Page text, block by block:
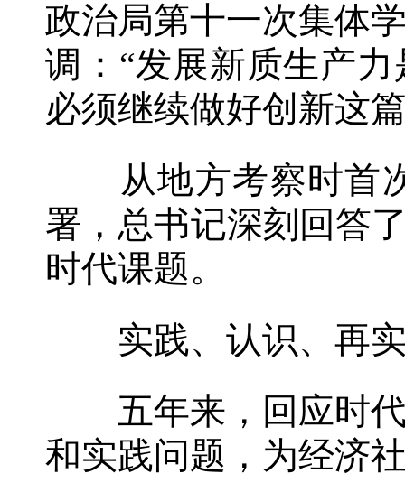
政治局第十一次集体
调：“发展新质生产
必须继续做好创新这
从地方考察时首次
署，总书记深刻回答
时代课题。
实践、认识、再实
五年来，回应时代
和实践问题，为经济